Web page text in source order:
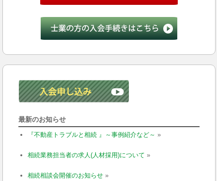
最新のお知らせ
『不動産トラブルと相続 』～事例紹介など～ »
相続業務担当者の求人(人材採用)について »
相続相談会開催のお知らせ »